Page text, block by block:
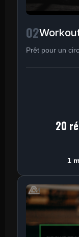
02
Prêt pour un
20
1